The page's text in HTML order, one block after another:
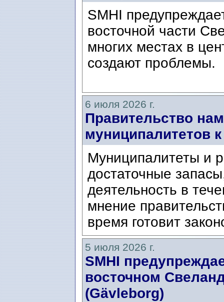
SMHI
восточной части
многих местах в
создают проблемы.
6 июля 2026 г.
Правительство
муниципалитетов
Муниципалитеты и
достаточные
деятельность в
мнение
время готовит
5 июля 2026 г.
SMHI
восточном
(Gävleborg)